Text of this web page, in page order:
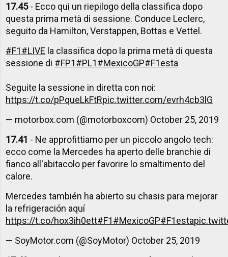
17.45- Ecco qui un riepilogo della classifica dopo
questa prima metà di sessione. Conduce Leclerc,
seguito da Hamilton, Verstappen, Bottas e Vettel.
#F1#LIVE la classifica dopo la prima metà di questa
sessione di #FP1#PL1#MexicoGP#F1esta
Seguite la sessione in diretta con noi:
https://t.co/pPqueLkFtRpic.twitter.com/evrh4cb3lG
— motorbox.com (@motorboxcom) October 25, 2019
17.41 - Ne approfittiamo per un piccolo angolo tech:
ecco come la Mercedes ha aperto delle branchie di
fianco all'abitacolo per favorire lo smaltimento del
calore.
Mercedes también ha abierto su chasis para mejorar
la refrigeración aquí
https://t.co/hox3ih0ett#F1#MexicoGP#F1esta
— SoyMotor.com (@SoyMotor) October 25, 2019